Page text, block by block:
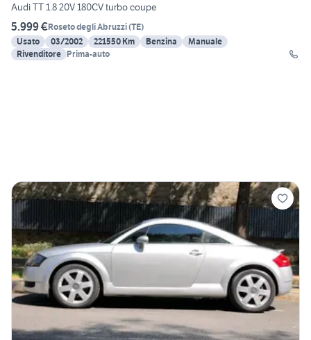
Audi TT 1.8 20V 180CV turbo coupe
5.999 €Roseto degli Abruzzi(TE)
Usato
03/2002 221550 Km Benzina
Manuale
Rivenditore Prima-auto